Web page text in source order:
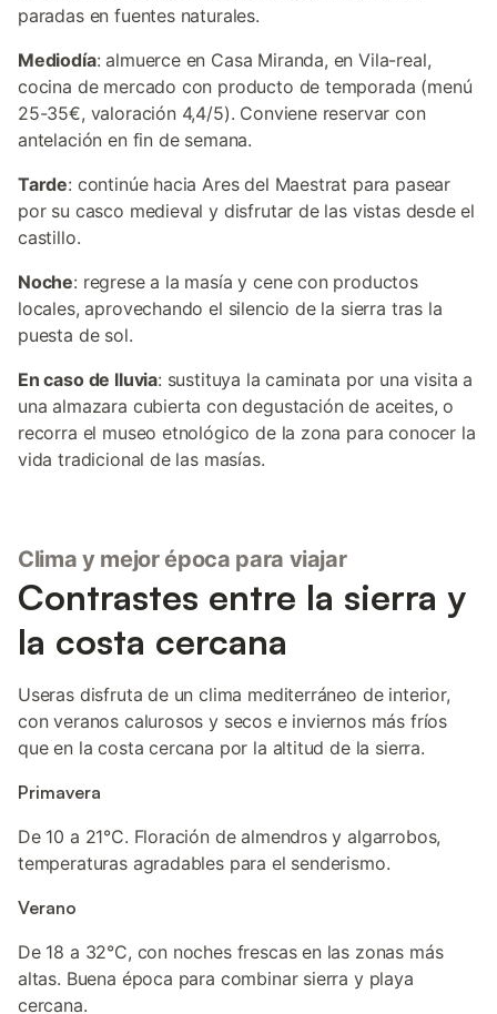
paradas en fuentes naturales.
Mediodía: almuerce en Casa Miranda, en Vila-real,
cocina de mercado con producto de temporada (menú
25-35€, valoración 4,4/5). Conviene reservar con
antelación en fin de semana.
Tarde: continúe hacia Ares del Maestrat para pasear
por su casco medieval y disfrutar de las vistas desde el
castillo.
Noche: regrese a la masía y cene con productos
locales, aprovechando el silencio de la sierra tras la
puesta de sol.
En caso de lluvia: sustituya la caminata por una visita a
una almazara cubierta con degustación de aceites, o
recorra el museo etnológico de la zona para conocer la
vida tradicional de las masías.
Clima y mejor época para viajar
Contrastes entre la sierra y
la costa cercana
Useras disfruta de un clima mediterráneo de interior,
con veranos calurosos y secos e inviernos más fríos
que en la costa cercana por la altitud de la sierra.
Primavera
De 10 a 21°C. Floración de almendros y algarrobos,
temperaturas agradables para el senderismo.
Verano
De 18 a 32°C, con noches frescas en las zonas más
altas. Buena época para combinar sierra y playa
cercana.